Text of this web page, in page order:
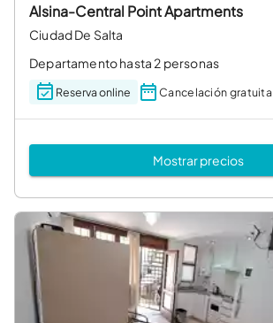
Alsina-Central Point Apartments
Ciudad De Salta
Departamento hasta 2 personas
Reserva online Cancelación gratuita
Mostrar precios